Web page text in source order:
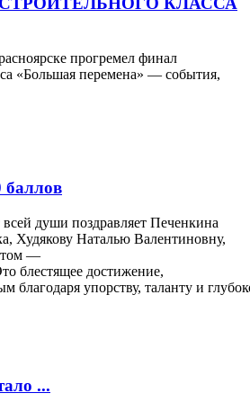
прогремел финал
«Большая перемена» — события,
баллов
души поздравляет Печенкина
Худякову Наталью Валентиновну,
—
блестящее достижение,
благодаря упорству, таланту и
...